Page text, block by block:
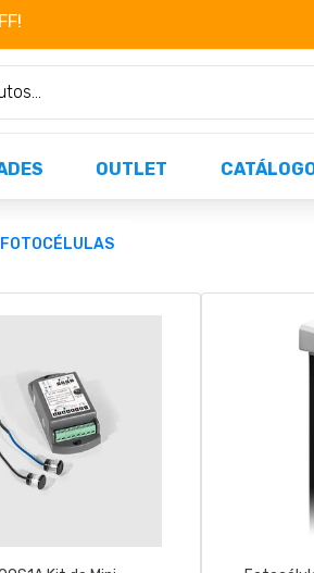
Não perca já as centenas
OUTLET
FOTOCÉLULAS